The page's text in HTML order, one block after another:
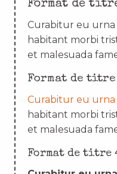
Format de
Curabitur eu
habitant morbi
et malesuada
Format de titre
Curabitur eu
habitant morbi
et malesuada
Format de titre